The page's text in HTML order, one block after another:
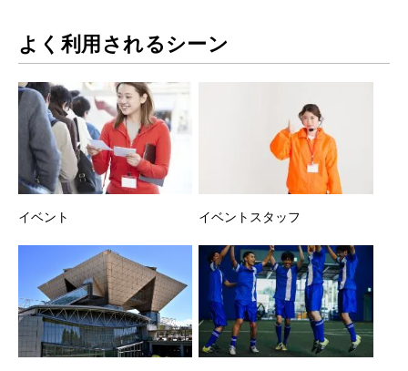
よく利用されるシーン
イベント イベントスタッフ